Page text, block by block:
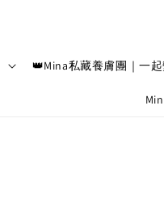
👑Mina私藏養膚團｜一